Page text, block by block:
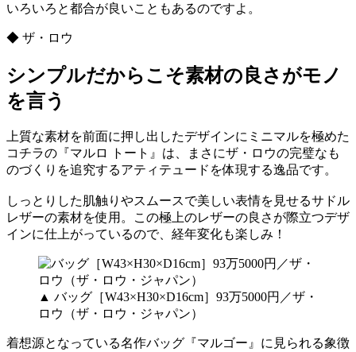
いろいろと都合が良いこともあるのですよ。
◆ ザ・ロウ
シンプルだからこそ素材の良さがモノ
を言う
上質な素材を前面に押し出したデザインにミニマルを極めた
コチラの『マルロ トート』は、まさにザ・ロウの完璧なも
のづくりを追究するアティテュードを体現する逸品です。
しっとりした肌触りやスムースで美しい表情を見せるサドル
レザーの素材を使用。この極上のレザーの良さが際立つデザ
インに仕上がっているので、経年変化も楽しみ！
▲ バッグ［W43×H30×D16cm］93万5000円／ザ・
ロウ（ザ・ロウ・ジャパン）
着想源となっている名作バッグ『マルゴー』に見られる象徴